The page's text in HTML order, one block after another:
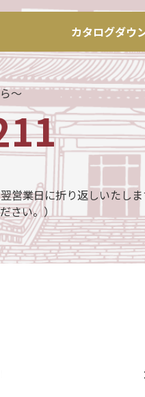
カタログダウ
～
業日に折り返しいたしま
さい。）